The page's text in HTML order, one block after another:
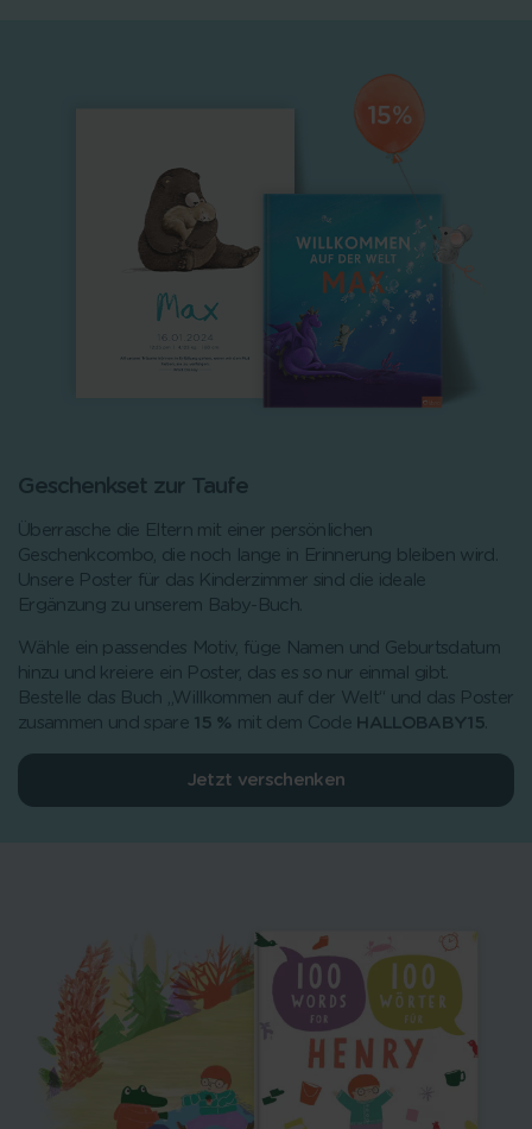
Geschenkset zur Taufe
Überrasche die Eltern mit einer persönlichen
Geschenkcombo, die noch lange in Erinnerung bleiben wird.
Unsere Poster für das Kinderzimmer sind die ideale
Ergänzung zu unserem Baby-Buch.
Wähle ein passendes Motiv, füge Namen und Geburtsdatum
hinzu und kreiere ein Poster, das es so nur einmal gibt.
Bestelle das Buch „Willkommen auf der Welt“ und das Poster
zusammen und spare 15 % mit dem Code HALLOBABY15
Jetzt verschenken